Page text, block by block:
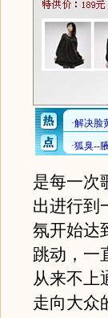
是每一次
出进行到
氛开始达
跳动，一
从来不上
走向大众